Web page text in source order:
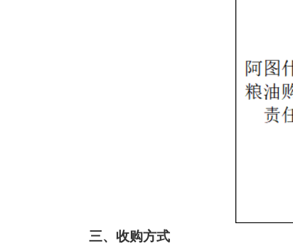
为保障夏粮收购工作公开、公平开展，有
企业现场扦样、仪器检验，依据检验结果判定
3.严禁弄虚作假，以次充好，以陈顶新，“
5.严禁未落实安全生产收粮，确保收购期